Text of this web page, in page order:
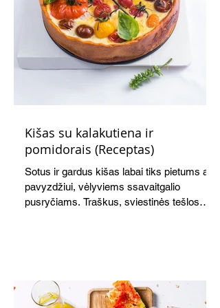
Kišas su kalakutiena ir
pomidorais (Receptas)
Sotus ir gardus kišas labai tiks pietums ar,
pavyzdžiui, vėlyviems ssavaitgalio
pusryčiams. Traškus, sviestinės tešlos
Atvėsęs tampa tvirtesnis, todėl jį lengviau